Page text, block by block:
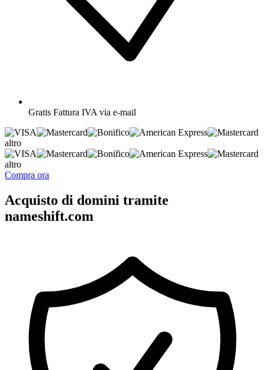
Gratis Fattura IVA via e-mail
altro
altro
Compra ora
Acquisto di domini tramite
nameshift.com